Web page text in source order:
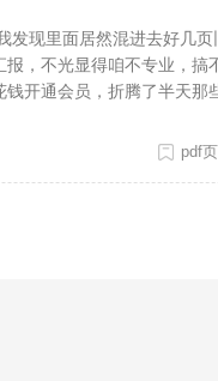
现里面居然混进去好几页
报，不光显得咱不专业，
开通会员，折腾了半天那
跟着学一学怎么操作，以
pdf